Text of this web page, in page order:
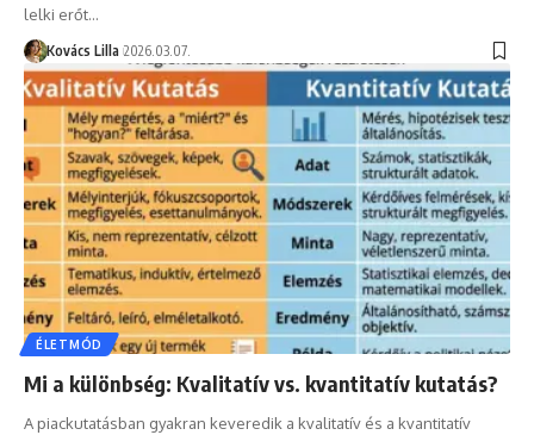
lelki erőt…
Kovács Lilla 2026.03.07.
ÉLETMÓD
Mi a különbség: Kvalitatív vs. kvantitatív kutatás?
A piackutatásban gyakran keveredik a kvalitatív és a kvantitatív